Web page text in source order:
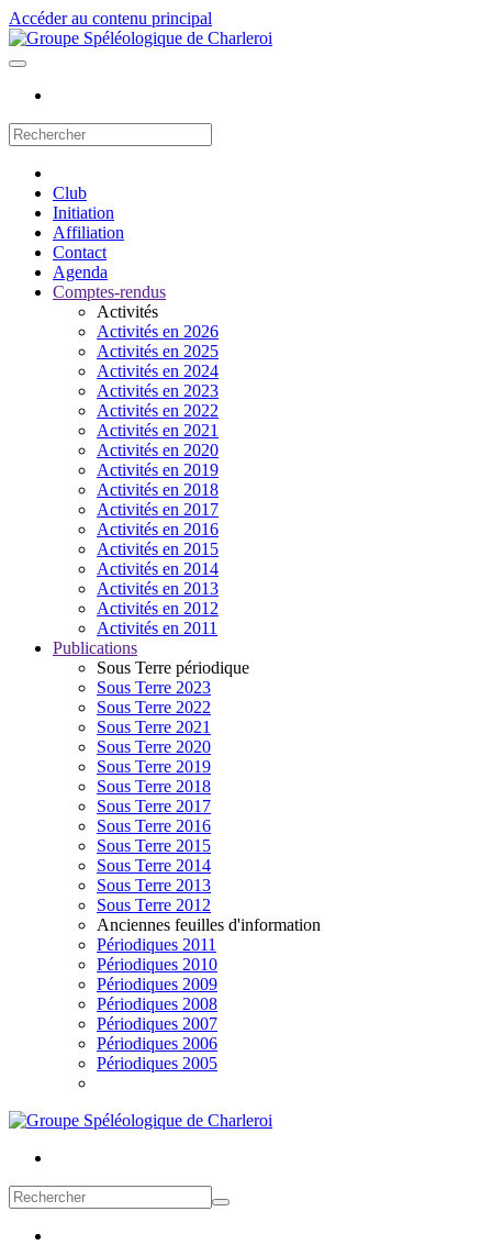
Accéder au contenu principal
Club
Initiation
Affiliation
Contact
Agenda
Comptes-rendus
Activités
Activités en 2026
Activités en 2025
Activités en 2024
Activités en 2023
Activités en 2022
Activités en 2021
Activités en 2020
Activités en 2019
Activités en 2018
Activités en 2017
Activités en 2016
Activités en 2015
Activités en 2014
Activités en 2013
Activités en 2012
Activités en 2011
Publications
Sous Terre périodique
Sous Terre 2023
Sous Terre 2022
Sous Terre 2021
Sous Terre 2020
Sous Terre 2019
Sous Terre 2018
Sous Terre 2017
Sous Terre 2016
Sous Terre 2015
Sous Terre 2014
Sous Terre 2013
Sous Terre 2012
Anciennes feuilles d'information
Périodiques 2011
Périodiques 2010
Périodiques 2009
Périodiques 2008
Périodiques 2007
Périodiques 2006
Périodiques 2005